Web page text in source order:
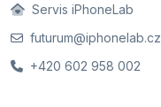
Servis iPhoneLab
futurum@iphonelab.cz
+420 602 958 002